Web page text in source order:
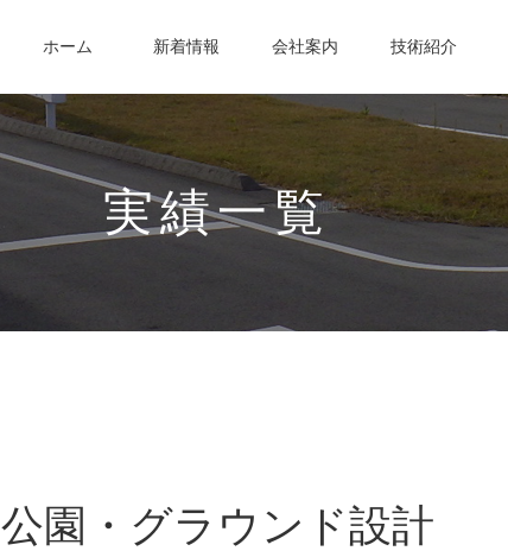
ホーム 新着情報 会社案内 技術紹介
実績一覧
公園・グラウンド設計